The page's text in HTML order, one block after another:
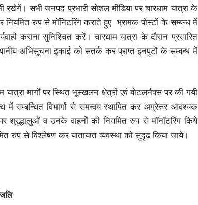
सभी जनपद प्रभारी सोशल मीडिया पर चारधाम यात्रा के
रुप से मॉनिटरिंग कराते हुए भ्रामक पोस्टों के सम्बन्ध में
कराना सुनिश्चित करें। चारधाम यात्रा के दौरान प्रसारित
अभिसूचना इकाई को सतर्क कर प्राप्त इनपुटों के सम्बन्ध में
मार्गों पर स्थित भूस्खलन क्षेत्रों एवं बोटलनैक्स पर की गयी
सम्बन्धित विभागों से समन्वय स्थापित कर अग्रेत्तर आवश्यक
पर श्रृद्धालुओं व उनके वाहनों की नियमित रुप से मॉनॉटरिंग किये
रुप से विश्लेषण कर यातायात व्यवस्था को सुदृढ़ किया जाये।